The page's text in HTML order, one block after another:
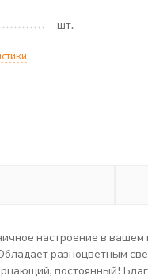
шт.
настроение в
разноцветным
постоянный!